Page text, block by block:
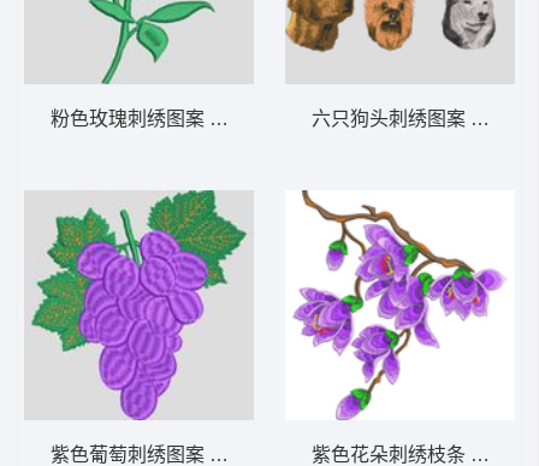
粉色玫瑰刺绣图案 玫瑰花 靓花
紫色葡萄刺绣图案 水果 葡萄 装饰
六只狗头刺绣图案 狗头合
紫色花朵刺绣枝条 靓花 女